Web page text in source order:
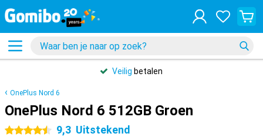
Veilig betalen
OnePlus Nord 6
OnePlus Nord 6 512GB Groen
4.5 sterren 9,3 Uitstekend